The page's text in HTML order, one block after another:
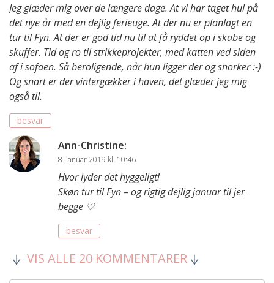
Jeg glæder mig over de længere dage. At vi har taget hul på
det nye år med en dejlig ferieuge. At der nu er planlagt en
tur til Fyn. At der er god tid nu til at få ryddet op i skabe og
skuffer. Tid og ro til strikkeprojekter, med katten ved siden
af i sofaen. Så beroligende, når hun ligger der og snorker :-)
Og snart er der vintergækker i haven, det glæder jeg mig
også til.
besvar
Ann-Christine:
8. januar 2019 kl. 10:46
Hvor lyder det hyggeligt!
Skøn tur til Fyn – og rigtig dejlig januar til jer
begge ♡
besvar
VIS ALLE 20 KOMMENTARER